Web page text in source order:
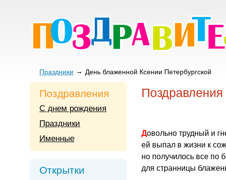
Праздники День блаженной Ксении Петербургской
Довольно трудный и
ей выпал в жизни к
но получилось все по
для странницы
Поздравления
С днем рождения
Праздники
Именные
Открытки